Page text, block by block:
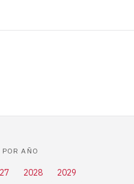
AÑO
2028 2029